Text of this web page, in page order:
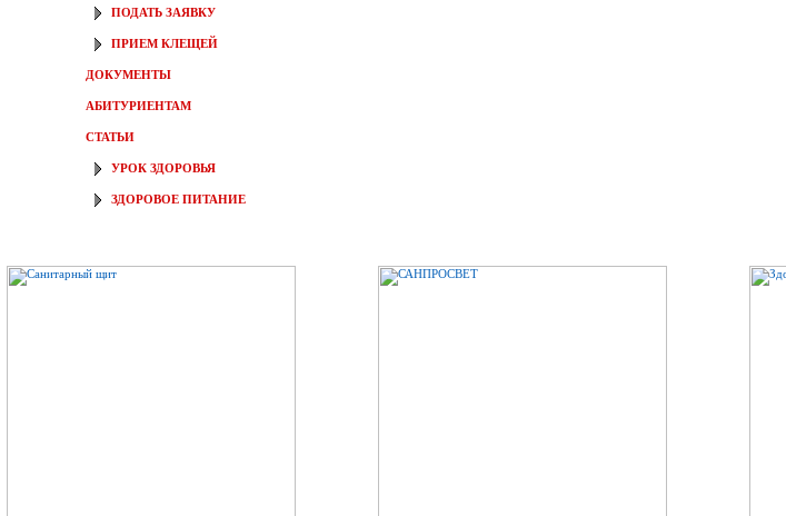
ПОДАТЬ ЗАЯВКУ
ПРИЕМ КЛЕЩЕЙ
ДОКУМЕНТЫ
АБИТУРИЕНТАМ
СТАТЬИ
УРОК ЗДОРОВЬЯ
ЗДОРОВОЕ ПИТАНИЕ